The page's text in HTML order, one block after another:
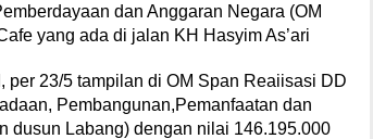
dan Anggaran Negara (OM
yang ada di jalan KH Hasyim As’ari
per 23/5 tampilan di OM Span Reaiisasi DD
Pembangunan,Pemanfaatan dan
dusun Labang) dengan nilai 146.195.000